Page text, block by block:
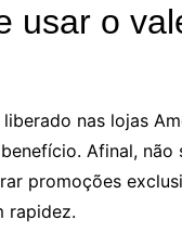
usar o
nas lojas
Afinal,
promoções
rapidez.